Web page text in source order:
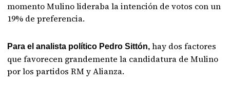
momento Mulino lideraba la intención de votos con un
19% de preferencia.
Para el analista político Pedro Sittón, hay dos factores
que favorecen grandemente la candidatura de Mulino
por los partidos RM y Alianza.